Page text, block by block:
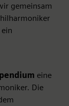
gemeinsam
eine
Die